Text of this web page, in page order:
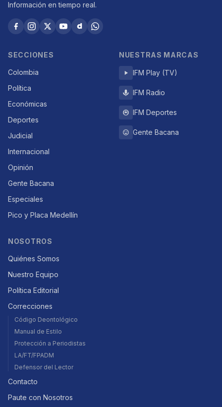
Información en tiempo real.
SECCIONES
Colombia
Política
Económicas
Deportes
Judicial
Internacional
Opinión
Gente Bacana
Especiales
Pico y Placa Medellín
NUESTRAS MARCAS
IFM Play (TV)
IFM Radio
IFM Deportes
Gente Bacana
NOSOTROS
Quiénes Somos
Nuestro Equipo
Política Editorial
Correcciones
Código Deontológico
Manual de Estilo
Protección a Periodistas
LA/FT/FPADM
Defensor del Lector
Contacto
Paute con Nosotros